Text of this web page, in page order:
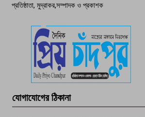
পচা দুর্গন্ধে ৯৯৯-এ
তরুণের অর্ধগলিত লাশ
বেঁচে নেই, বিভিন্ন
প্রতিষ্ঠাতা, মুদ্রাকর,সম্পাদক ও প্রকাশক
যোগাযোগের ঠিকানা